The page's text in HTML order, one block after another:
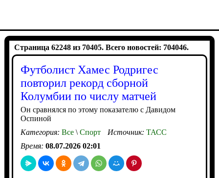
Страница 62248 из 70405. Всего новостей: 704046.
Футболист Хамес Родригес
повторил рекорд сборной
Колумбии по числу матчей
Он сравнялся по этому показателю с Давидом
Оспиной
Категория: Все\Спорт Источник: ТАСС
Время: 08.07.2026 02:01